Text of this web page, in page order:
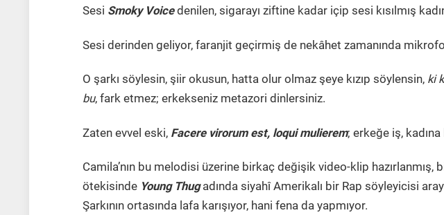
Sesi Smoky Voicedenilen, sigarayı ziftine kadar içip sesi kısılmış
Sesi derinden geliyor, faranjit geçirmiş de nekâhet zamanında
O şarkı söylesin, şiir okusun, hatta olur olmaz şeye kızıp söylensin, ki
bu, fark etmez; erkekseniz metazori dinlersiniz.
Zaten evvel eski, Facere virorum est, loqui mulierem; erkeğe iş,
Camila’nın bu melodisi üzerine birkaç değişik video-klip hazırlanmış,
ötekisinde Young Thugadında siyahî Amerikalı bir Rap söyleyicisi
Şarkının ortasında lafa karışıyor, hani fena da yapmıyor.